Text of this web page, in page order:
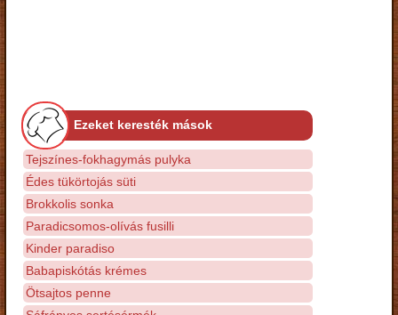
Ezeket keresték mások
Tejszínes-fokhagymás pulyka
Édes tükörtojás süti
Brokkolis sonka
Paradicsomos-olívás fusilli
Kinder paradiso
Babapiskótás krémes
Ötsajtos penne